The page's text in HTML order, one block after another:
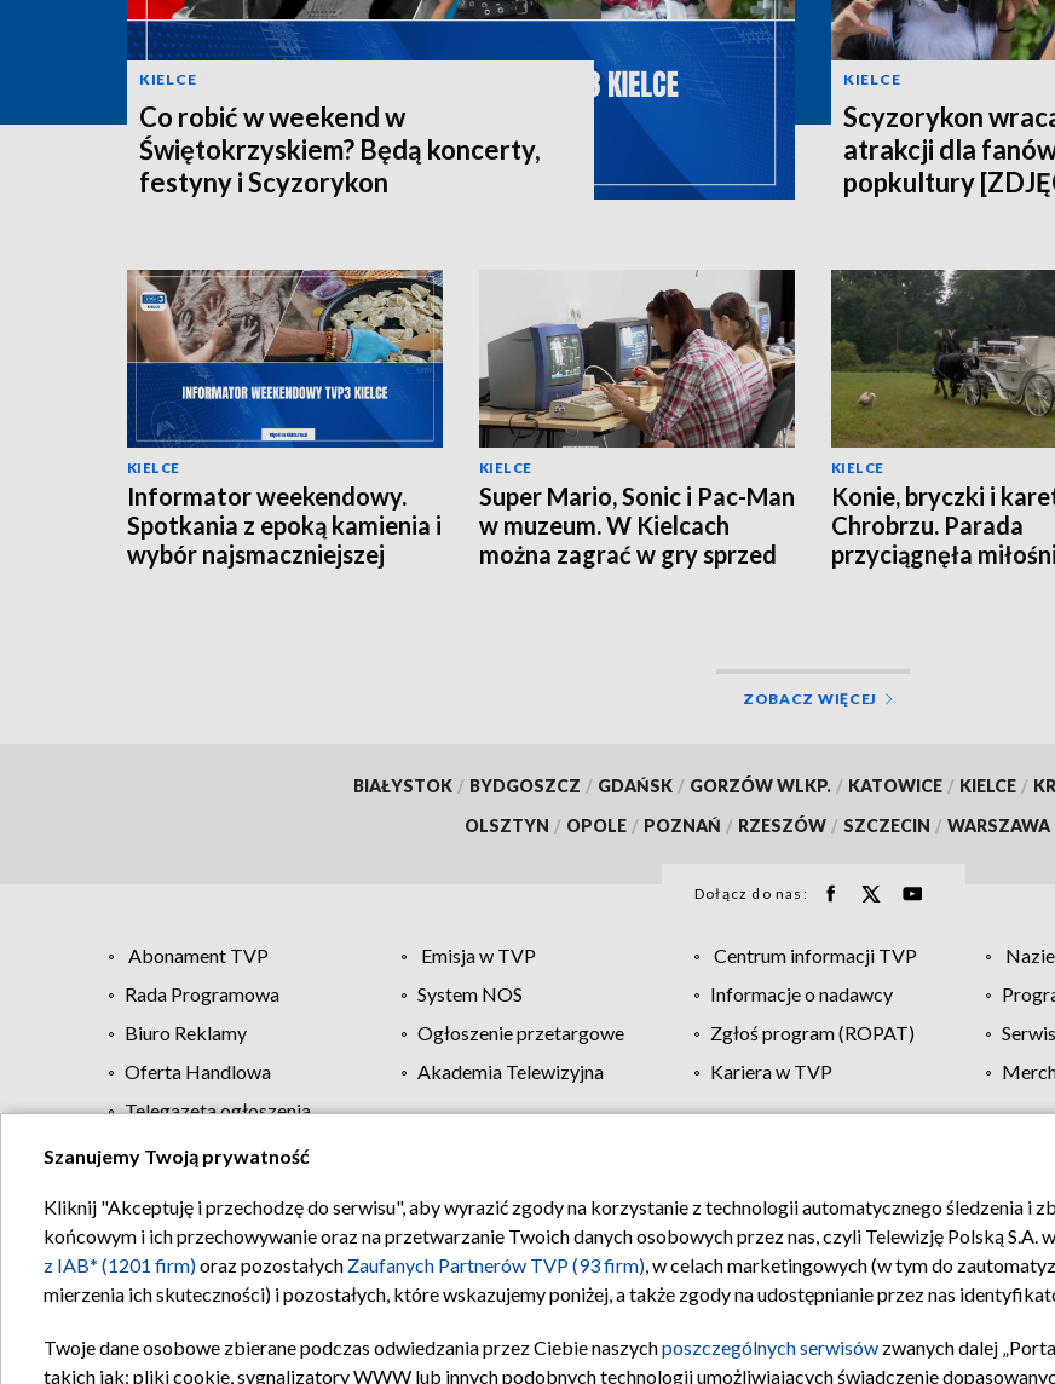
KIELCE
Co robić w weekend w
Świętokrzyskiem? Będą koncerty,
festyny i Scyzorykon
KIELCE
Scyzorykon
atrakcji dla
popkultury
KIELCE
Informator weekendowy.
Spotkania z epoką kamienia i
wybór najsmaczniejszej
KIELCE
Super Mario, Sonic i Pac-Man
w muzeum. W Kielcach
można zagrać w gry sprzed
KIELCE
Konie, bryczki i
Chrobrzu. Parada
przyciągnęła
ZOBACZ WIĘCEJ
BIAŁYSTOK / BYDGOSZCZ / GDAŃSK / GORZÓW WLKP. / KATOWICE / KIELCE /
OLSZTYN / OPOLE / POZNAŃ / RZESZÓW / SZCZECIN / WARSZAWA
Dołącz do nas:
Abonament TVP Emisja w TVP Centrum informacji TVP
Rada Programowa
System NOS Informacje o nadawcy
Biuro Reklamy
Ogłoszenie przetargowe Zgłoś program (ROPAT)
Oferta Handlowa
Akademia Telewizyjna Kariera w TVP
Telegazeta ogłoszenia
Regulamin TVP Polityka prywatności Moje zgody Pomoc
Szanujemy Twoją prywatność
Kliknij "Akceptuję i przechodzę do serwisu", aby wyrazić zgody na korzystanie z technologii automatycznego śledzenia i
końcowym i ich przechowywanie oraz na przetwarzanie Twoich danych osobowych przez nas, czyli Telewizję Polską S.A.
z IAB* (1201 firm)oraz pozostałych Zaufanych Partnerów TVP (93 firm), w celach marketingowych (w tym do
mierzenia ich skuteczności) i pozostałych, które wskazujemy poniżej, a także zgody na udostępnianie przez nas
Twoje dane osobowe zbierane podczas odwiedzania przez Ciebie naszychposzczególnych serwisów zwanych dalej
takich jak: pliki cookie, sygnalizatory WWW lub innych podobnych technologii umożliwiających świadczenie